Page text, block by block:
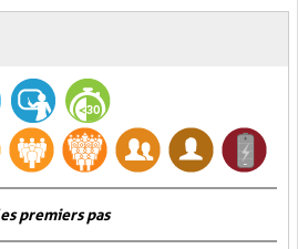
premiers pas